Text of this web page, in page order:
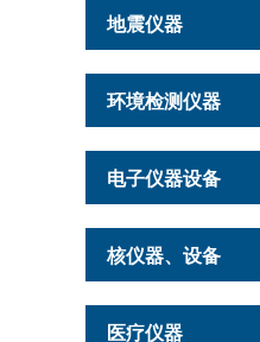
地震仪器
环境检测仪器
电子仪器设备
核仪器、设备
医疗仪器